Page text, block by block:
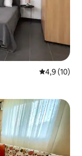
Средна
4,9 (10)